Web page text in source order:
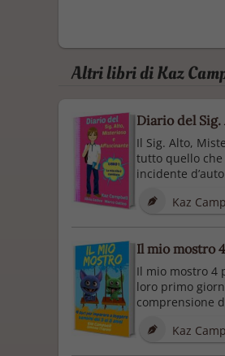
Altri libri di Kaz
Diario del Sig.
Il Sig. Alto,
tutto quello che
incidente
Kaz
Il mio mostro 4
Il mio mostro 4
loro primo
comprensione
Kaz